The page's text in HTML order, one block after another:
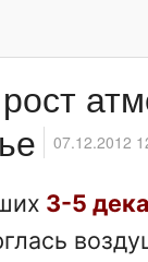
07.12.2012
3-5